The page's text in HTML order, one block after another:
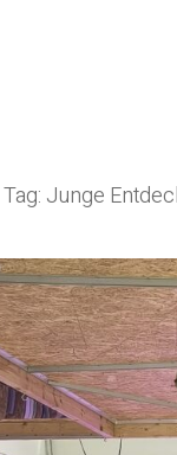
Junge